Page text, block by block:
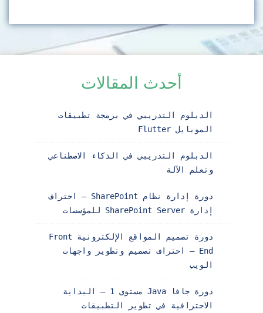
أحدث المقالات
الدبلوم التدريبي في برمجة تطبيقات
الموبايل Flutter
الدبلوم التدريبي في الذكاء الاصطناعي
وتعلم الآلة
دورة إدارة نظام SharePoint – احتراف
إدارة SharePoint Server للمؤسسات
دورة تصميم المواقع الإلكترونية Front
End – احتراف تصميم وتطوير واجهات
الويب
دورة جافا Java مستوى 1 – البداية
الاحترافية في تطوير التطبيقات